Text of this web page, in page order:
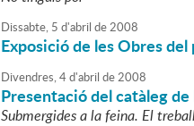
Dissabte, 5 d'abril de2008
Exposició de les Obres
Divendres,4d'abril de2008
Presentació del catàleg
Submergides a la feina. El